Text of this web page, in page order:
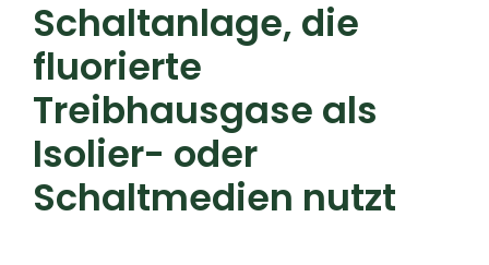
Schaltanlage, die
fluorierte
Treibhausgase als
Isolier- oder
Schaltmedien nutzt